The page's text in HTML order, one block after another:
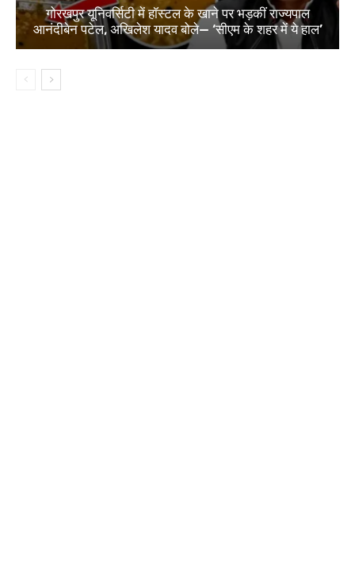
गोरखपुर यूनिवर्सिटी में हॉस्टल के खाने पर भड़कीं राज्यपाल
आनंदीबेन पटेल, अखिलेश यादव बोले— ‘सीएम के शहर में ये हाल’